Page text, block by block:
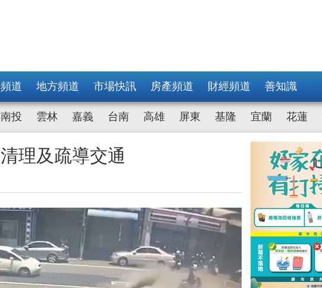
道 地方頻道 市場快訊 房產頻道 財經頻道 善知識
南投 雲林 嘉義 台南 高雄 屏東 基隆 宜蘭 花蓮
理及疏導交通